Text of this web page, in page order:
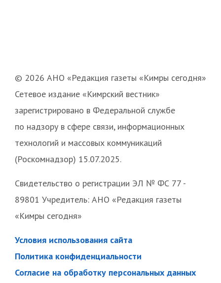
© 2026 АНО «Редакция газеты «Кимры сегодня»
Сетевое издание «Кимрский вестник»
зарегистрировано в Федеральной службе
по надзору в сфере связи, информационных
технологий и массовых коммуникаций
(Роскомнадзор) 15.07.2025.
Свидетельство о регистрации ЭЛ № ФС 77 -
89801 Учредитель: АНО «Редакция газеты
«Кимры сегодня»
Условия использования сайта
Политика конфиденциальности
Согласие на обработку персональных данных